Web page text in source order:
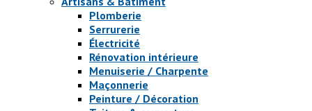
Plomberie
Serrurerie
Électricité
Rénovation intérieure
Menuiserie / Charpente
Maçonnerie
Peinture / Décoration